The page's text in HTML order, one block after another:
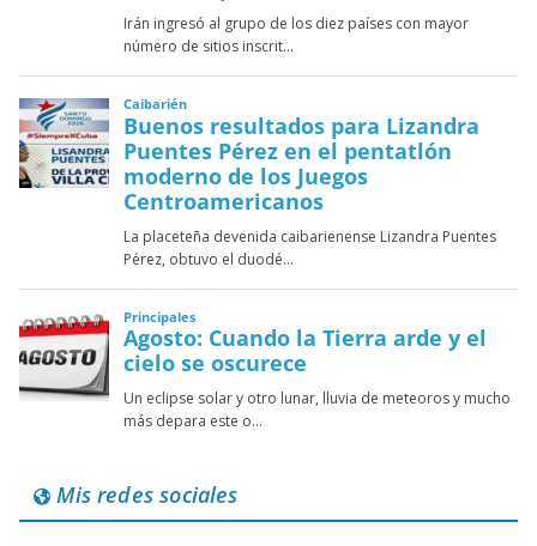
Mis redes sociales